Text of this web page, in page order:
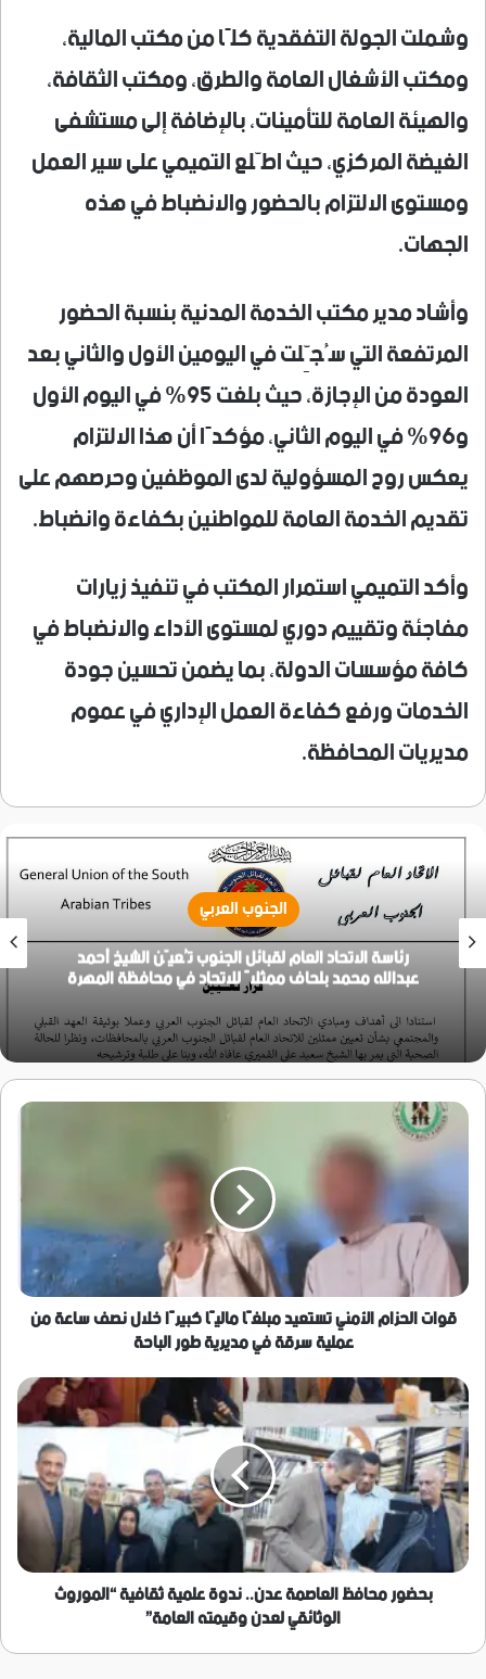
وشملت الجولة التفقدية كلًا من مكتب المالية،
ومكتب الأشغال العامة والطرق، ومكتب الثقافة،
والهيئة العامة للتأمينات، بالإضافة إلى مستشفى
الغيضة المركزي، حيث اطّلع التميمي على سير العمل
ومستوى الالتزام بالحضور والانضباط في هذه
الجهات.
وأشاد مدير مكتب الخدمة المدنية بنسبة الحضور
المرتفعة التي سُجِّلت في اليومين الأول والثاني بعد
العودة من الإجازة، حيث بلغت 95% في اليوم الأول
و96% في اليوم الثاني، مؤكدًا أن هذا الالتزام
يعكس روح المسؤولية لدى الموظفين وحرصهم على
تقديم الخدمة العامة للمواطنين بكفاءة وانضباط.
وأكد التميمي استمرار المكتب في تنفيذ زيارات
مفاجئة وتقييم دوري لمستوى الأداء والانضباط في
كافة مؤسسات الدولة، بما يضمن تحسين جودة
الخدمات ورفع كفاءة العمل الإداري في عموم
مديريات المحافظة.
الجنوب العربي
رئاسة الاتحاد العام لقبائل الجنوب تُعيّن الشيخ أحمد
عبدالله محمد بلحاف ممثلاً للاتحاد في محافظة المهرة
قوات
الحزام
الأمني
تستعيد
مبلغًا
ماليًا
كبيرًا
خلال
نصف
ساعة
من
سرقة
في
مديرية
طور
الباحة
قوات الحزام الأمني تستعيد مبلغًا ماليًا كبيرًا خلال نصف ساعة من
عملية سرقة في مديرية طور الباحة
بحضور
محافظ
العاصمة
عدن..
ندوة
علمية
ثقافية
“الموروث
الوثائقي
لعدن
وقيمتهبحضور محافظ العاصمة عدن.. ندوة علمية ثقافية “الموروث
الوثائقي لعدن وقيمته العامة”